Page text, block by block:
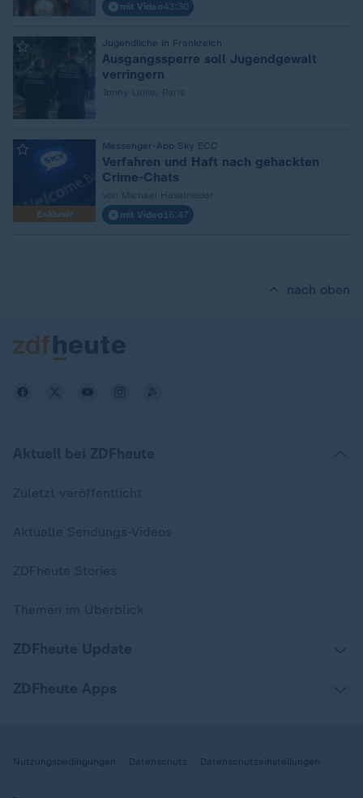
mit Video43:30
Jugendliche in Frankreich
Ausgangssperre soll Jugendgewalt
verringern
Exklusiv
Messenger-App Sky ECC
Verfahren und Haft nach gehackten
Crime-Chats
mit Video 16:47
nach oben
Nutzungsbedingungen Datenschutz Datenschutzeinstellungen